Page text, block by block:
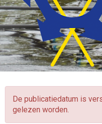
De publicatiedatum is
gelezen worden.